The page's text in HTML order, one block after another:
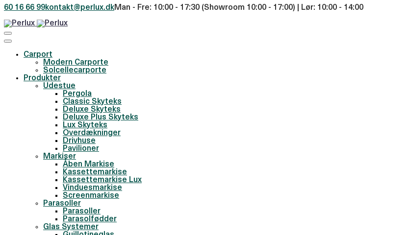
60 16 66 99kontakt@perlux.dkMan - Fre: 10:00 - 17:30 (Showroom 10:00 - 17:00) | Lør: 10:00 - 14:00
Carport
Modern Carporte
Solcellecarporte
Produkter
Udestue
Pergola
Classic Skyteks
Deluxe Skyteks
Deluxe Plus Skyteks
Lux Skyteks
Overdækninger
Drivhuse
Pavilioner
Markiser
Åben Markise
Kassettemarkise
Kassettemarkise Lux
Vinduesmarkise
Screenmarkise
Parasoller
Parasoller
Parasolfødder
Glas Systemer